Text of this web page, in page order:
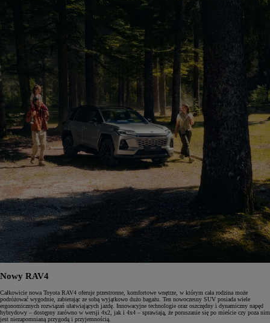
Nowy RAV4
Całkowicie nowa Toyota RAV4 oferuje przestronne, komfortowe wnętrze, w którym cała rodzina może
podróżować wygodnie, zabierając ze sobą wyjątkowo dużo bagażu. Ten nowoczesny SUV posiada wiele
ergonomicznych rozwiązań ułatwiających jazdę. Innowacyjne technologie oraz oszczędny i dynamiczny napęd
hybrydowy – dostępny zarówno w wersji 4x2, jak i 4x4 – sprawiają, że poruszanie się po mieście czy poza nim
jest niezapomnianą przygodą i przyjemnością.